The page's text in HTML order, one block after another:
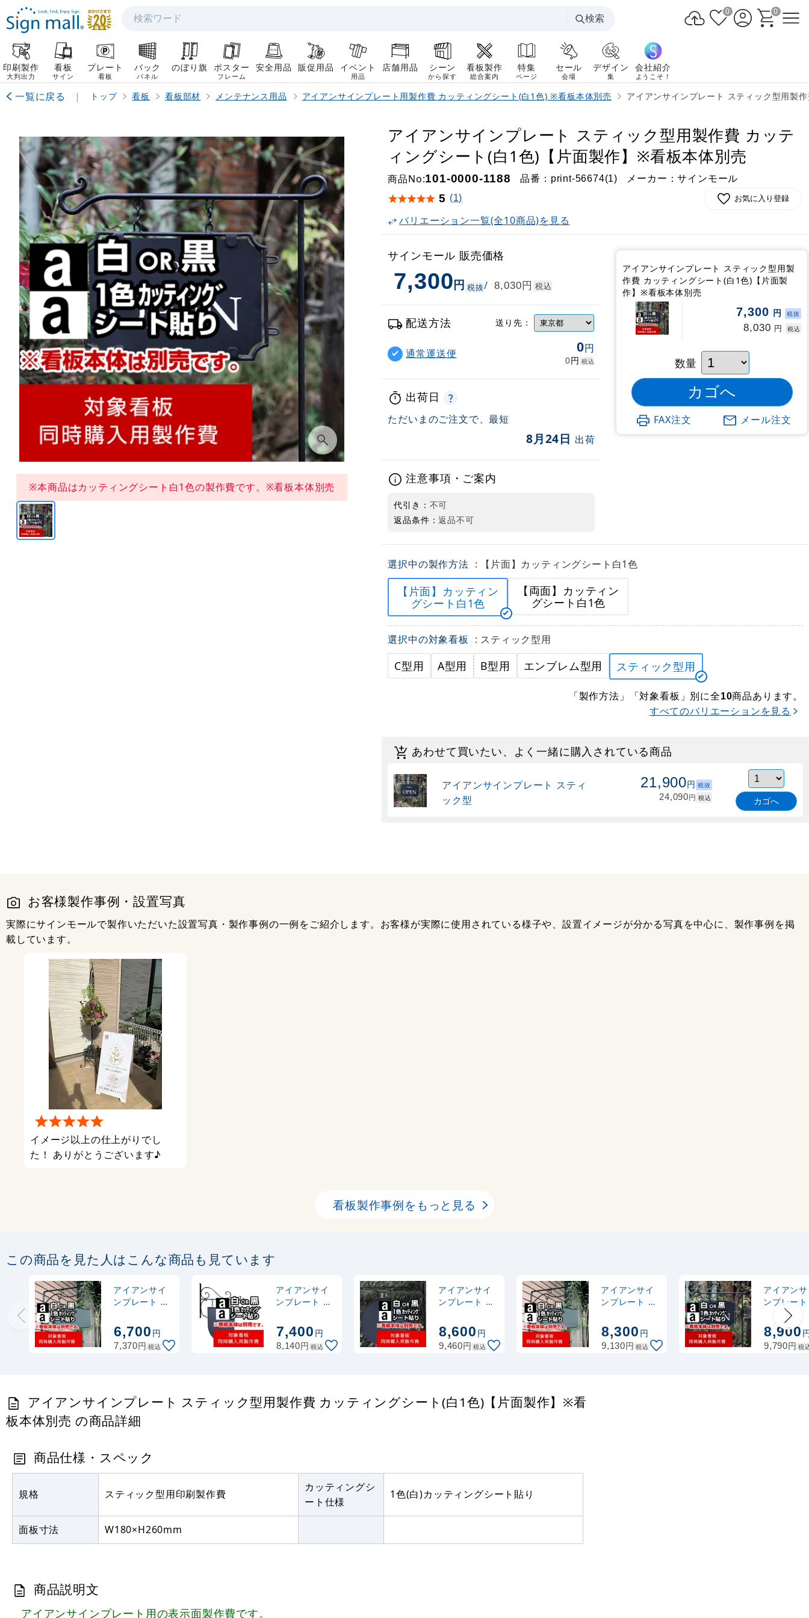
検索
検索
0 0
印刷製作
大判出力
看板
サイン
プレート
看板
バック
パネル
のぼり旗 ポスター
フレーム
安全用品 販促用品 イベント
用品
店舗用品 シーン
から探す
看板製作
総合案内
特集
ページ
セール
会場
デザイン
集
会社紹介
ようこそ！
一覧に戻る | トップ 看板 看板部材 メンテナンス用品 アイアンサインプレート用製作費 カッティングシート(白1色) ※看板本体別売 アイアンサインプレート スティック型用製
※本商品はカッティングシート白1色の製作費です。※看板本体別売
アイアンサインプレート スティック型用製作費 カッテ
ィングシート(白1色)【片面製作】※看板本体別売
商品No:101-0000-1188 品番： print-56674(1) メーカー：サインモール
5 (1) お気に入り登録
バリエーション一覧(全10商品)を見る
サインモール 販売価格
7,300円 税抜/ 8,030円 税込
配送方法 送り先：
通常運送便 0円
0円 税込
出荷日
ただいまのご注文で、最短
8月24日 出荷
注意事項・ご案内
代引き： 不可
返品条件：返品不可
アイアンサインプレート スティック型用製
作費 カッティングシート(白1色)【片面製
作】※看板本体別売
7,300 円 税抜
8,030 円 税込
数量
FAX注文 メール注文
選択中の製作方法 : 【片面】カッティングシート白1色
【片面】カッティン
グシート白1色
【両面】カッティン
グシート白1色
選択中の対象看板 : スティック型用
C型用 A型用 B型用 エンブレム型用 スティック型用
「製作方法」「対象看板」別に全10商品あります。
すべてのバリエーションを見る
あわせて買いたい、よく一緒に購入されている商品
アイアンサインプレート スティ
ック型
21,900円 税抜
24,090円 税込 カゴへ
お客様製作事例・設置写真
実際にサインモールで製作いただいた設置写真・製作事例の一例をご紹介します。お客様が実際に使用されている様子や、設置イメージが分かる写真を中心に、製作事例を掲
載しています。
イメージ以上の仕上がりでし
た！ ありがとうございます♪
看板製作事例をもっと見る
この商品を見た人はこんな商品も見ています
アイアンサイ
ンプレート B
ッティングシ
ート(白1色)
【片面製作】
6,700円
7,370円 税込
アイアンサイ
ンプレート エ
製作費 カッテ
ィングシート
(白1色)【片面
7,400円
8,140円 税込
アイアンサイ
ンプレート C
ッティングシ
ート(白1色)
【両面製作】
8,600円
9,460円 税込
アイアンサイ
ンプレート B
ッティングシ
ート(白1色)
【両面製作】
8,300円
9,130円 税込
アイアン
ンプレー
ティック
製作費 カ
ィングシ
(白1色)【
8,900
9,790円 税
アイアンサインプレート スティック型用製作費 カッティングシート(白1色)【片面製作】※看
板本体別売 の商品詳細
商品仕様・スペック
規格 スティック型用印刷製作費
カッティングシ
ート仕様
1色(白)カッティングシート貼り
面板寸法 W180×H260mm
商品説明文
アイアンサインプレート用の表示面製作費です。